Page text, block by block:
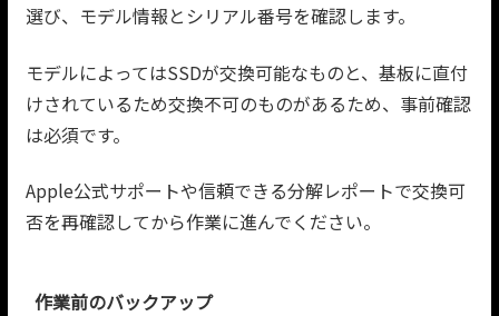
選び、モデル情報とシリアル番号を確認します。
モデルによってはSSDが交換可能なものと、基板に直付
けされているため交換不可のものがあるため、事前確認
は必須です。
Apple公式サポートや信頼できる分解レポートで交換可
否を再確認してから作業に進んでください。
作業前のバックアップ